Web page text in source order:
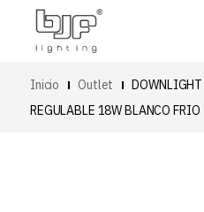
Inicio Outlet
DOWNLIGHT
REGULABLE 18W BLANCO FRIO